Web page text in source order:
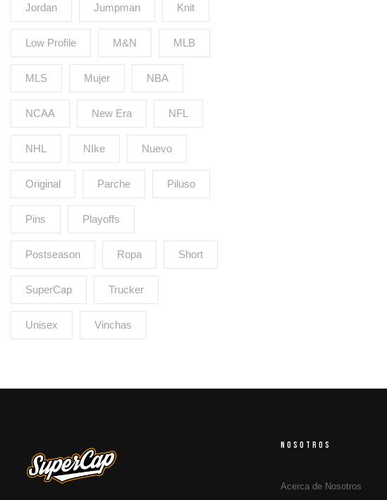
Jordan Jumpman Knit
Low Profile M&N MLB
MLS Mujer NBA
NCAA New Era NFL
NHL NIke Nuevo
Original Parche Piluso
Pins Playoffs
Postseason Ropa Short
SuperCap Trucker
Unisex Vinchas
NOSOTROS
Acerca de Nosotros